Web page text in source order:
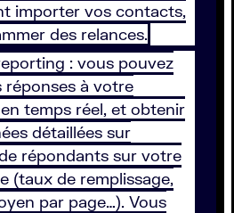
importer vos contacts,
des relances.
: vous pouvez
réponses à votre
temps réel, et obtenir
détaillées sur
répondants sur votre
(taux de remplissage,
par page…). Vous